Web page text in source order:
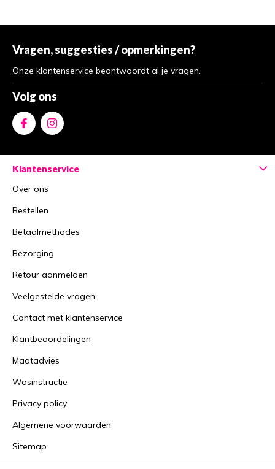
Vragen, suggesties / opmerkingen?
Onze klantenservice beantwoordt al je vragen.
Volg ons
Klantenservice
Over ons
Bestellen
Betaalmethodes
Bezorging
Retour aanmelden
Veelgestelde vragen
Contact met klantenservice
Klantbeoordelingen
Maatadvies
Wasinstructie
Privacy policy
Algemene voorwaarden
Sitemap